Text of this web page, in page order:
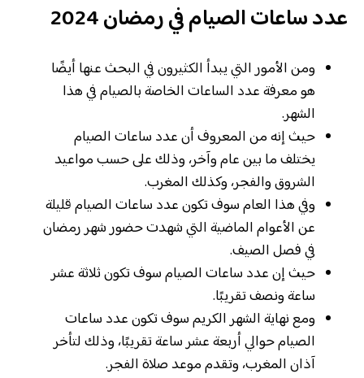
عدد ساعات الصيام في رمضان 2024
ومن الأمور التي يبدأ الكثيرون في البحث عنها أيضًا
هو معرفة عدد الساعات الخاصة بالصيام في هذا
الشهر.
حيث إنه من المعروف أن عدد ساعات الصيام
يختلف ما بين عام وآخر، وذلك على حسب مواعيد
الشروق والفجر، وكذلك المغرب.
وفي هذا العام سوف تكون عدد ساعات الصيام قليلة
عن الأعوام الماضية التي شهدت حضور شهر رمضان
في فصل الصيف.
حيث إن عدد ساعات الصيام سوف تكون ثلاثة عشر
ساعة ونصف تقريبًا.
ومع نهاية الشهر الكريم سوف تكون عدد ساعات
الصيام حوالي أربعة عشر ساعة تقريبًا، وذلك لتأخر
آذان المغرب، وتقدم موعد صلاة الفجر.